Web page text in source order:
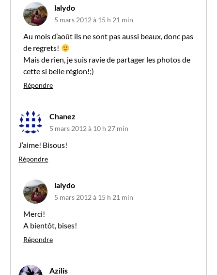
lalydo
5 mars 2012 à 15 h 21 min
Au mois d’août ils ne sont pas aussi beaux, donc pas
de regrets!
Mais de rien, je suis ravie de partager les photos de
cette si belle région!;)
Répondre
Chanez
5 mars 2012 à 10 h 27 min
J’aime! Bisous!
Répondre
lalydo
5 mars 2012 à 15 h 21 min
Merci!
A bientôt, bises!
Répondre
Azilis